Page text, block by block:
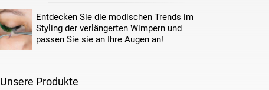
Entdecken Sie die modischen Trends im
Styling der verlängerten Wimpern und
passen Sie sie an Ihre Augen an!
Unsere Produkte